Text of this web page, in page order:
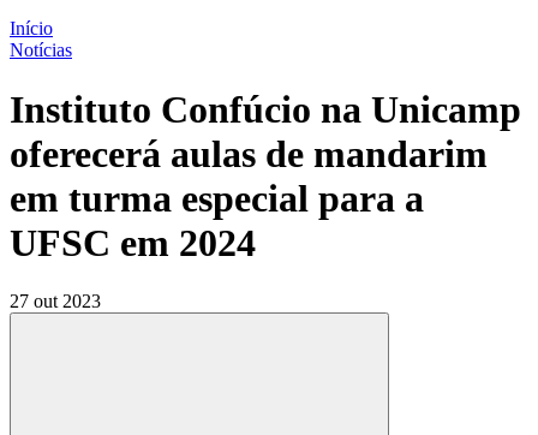
Início
Notícias
Instituto Confúcio na Unicamp
oferecerá aulas de mandarim
em turma especial para a
UFSC em 2024
27 out 2023